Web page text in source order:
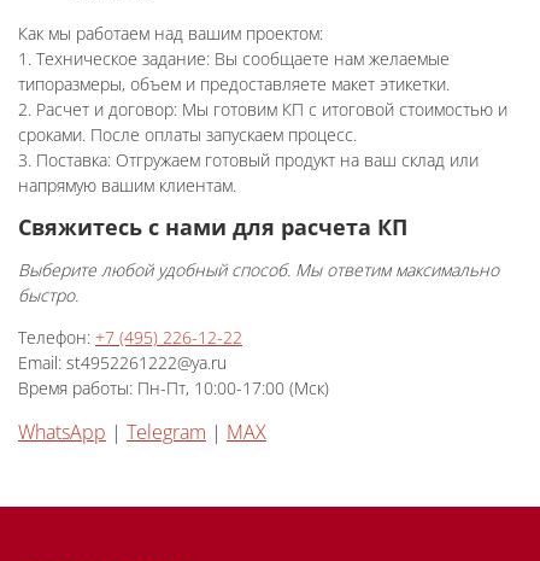
Как мы работаем над вашим проектом:
1. Техническое задание: Вы сообщаете нам желаемые
типоразмеры, объем и предоставляете макет этикетки.
2. Расчет и договор: Мы готовим КП с итоговой стоимостью и
сроками. После оплаты запускаем процесс.
3. Поставка: Отгружаем готовый продукт на ваш склад или
напрямую вашим клиентам.
Свяжитесь с нами для расчета КП
Выберите любой удобный способ. Мы ответим максимально
быстро.
Телефон: +7 (495) 226-12-22
Email: st4952261222@ya.ru
Время работы: Пн-Пт, 10:00-17:00 (Мск)
WhatsApp | Telegram | МAX